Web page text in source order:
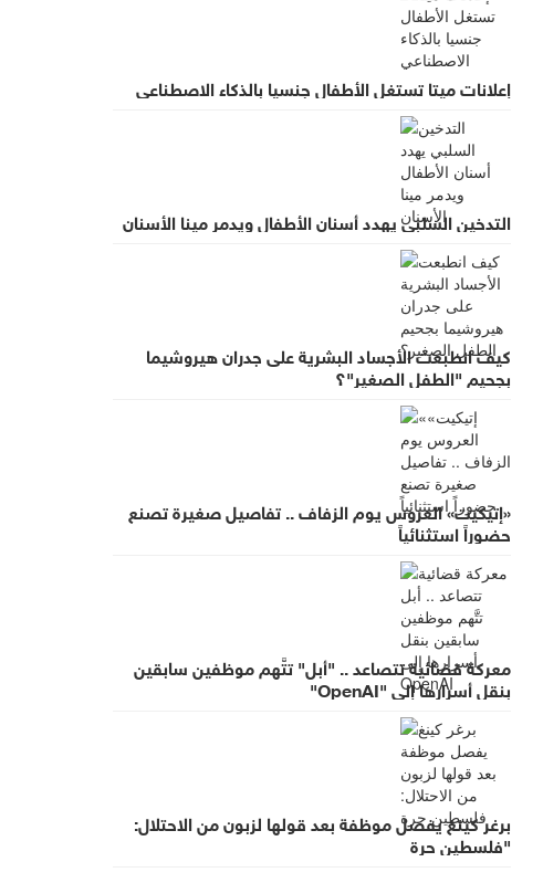
إعلانات ميتا تستغل الأطفال جنسيا بالذكاء الاصطناعي
التدخين السلبي يهدد أسنان الأطفال ويدمر مينا الأسنان
كيف انطبعت الأجساد البشرية على جدران هيروشيما
بجحيم "الطفل الصغير"؟
«إتيكيت» العروس يوم الزفاف .. تفاصيل صغيرة تصنع
حضوراً استثنائياً
معركة قضائية تتصاعد .. "أبل" تتَّهم موظفين سابقين
بنقل أسرارها إلى "OpenAI"
برغر كينغ يفصل موظفة بعد قولها لزبون من الاحتلال:
"فلسطين حرة